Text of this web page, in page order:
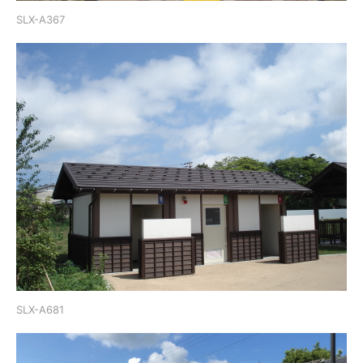
SLX-A367
SLX-A681